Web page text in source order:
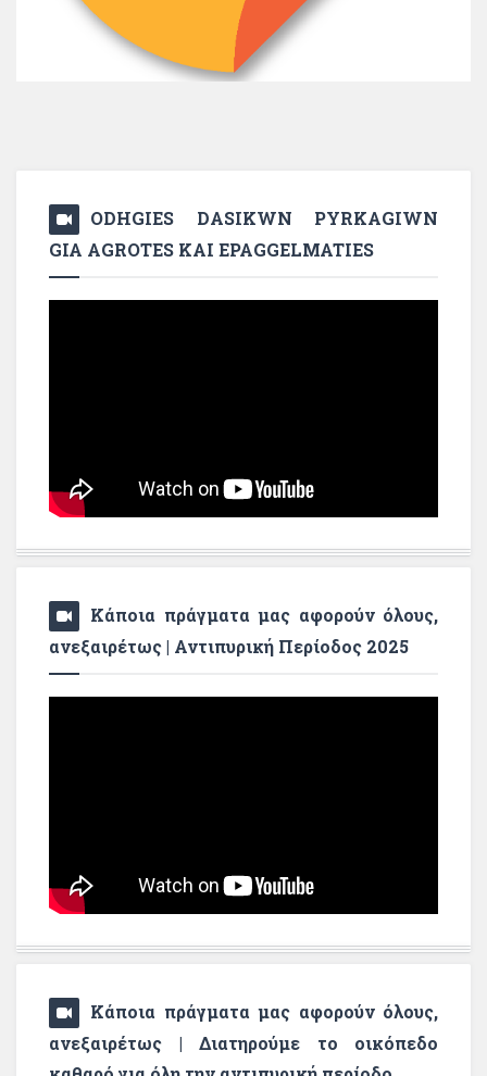
ODHGIES DASIKWN PYRKAGIWN
GIA AGROTES KAI EPAGGELMATIES
Κάποια πράγματα μας αφορούν όλους,
ανεξαιρέτως | Αντιπυρική Περίοδος 2025
Κάποια πράγματα μας αφορούν όλους,
ανεξαιρέτως | Διατηρούμε το οικόπεδο